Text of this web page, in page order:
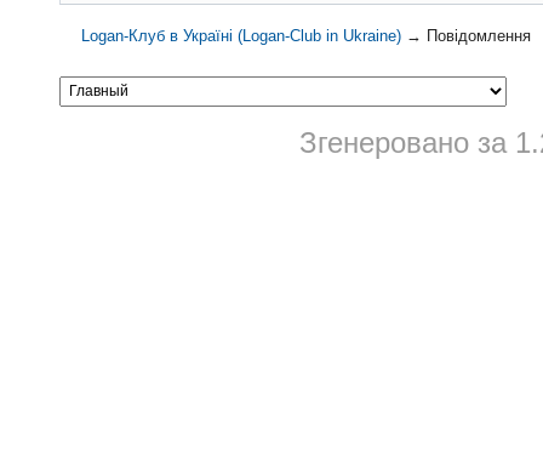
Logan-Клуб в Україні (Logan-Club in Ukraine) → Повідомлення
Згенеровано за